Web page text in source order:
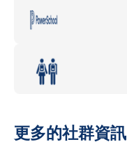
更多的社群資訊